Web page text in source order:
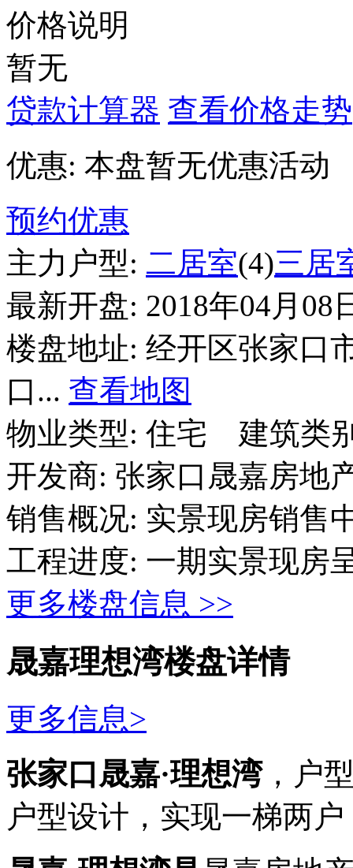
价格说明
暂无
贷款计算器 查看价格走势
优惠: 本盘暂无优惠活动
预约优惠
主力户型: 二居室(4)三居
最新开盘: 2018年04月08
楼盘地址: 经开区张家口
口... 查看地图
物业类型: 住宅
建筑类
开发商: 张家口晟嘉房地
销售概况: 实景现房销售
工程进度: 一期实景现房
更多楼盘信息 >>
晟嘉理想湾楼盘详情
更多信息>
张家口晟嘉·理想湾，户
户型设计，实现一梯两